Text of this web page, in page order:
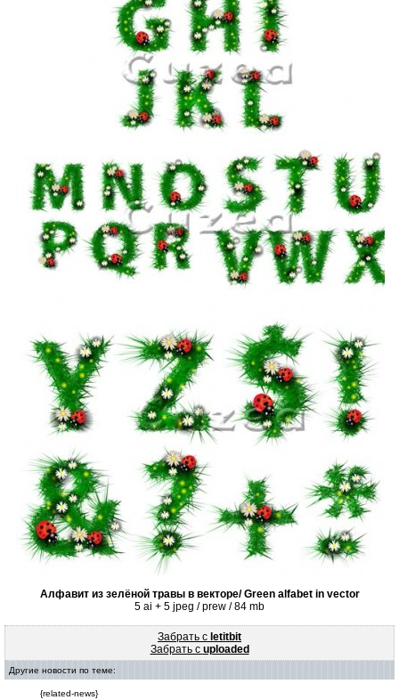
Алфавит из зелёной травы в векторе/ Green alfabet in vector
5 ai + 5 jpeg / prew / 84 mb
Забрать с letitbit
Забрать с uploaded
Другие новости по теме:
{related-news}